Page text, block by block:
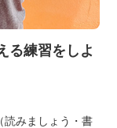
る練習をしよ
みましょう・書